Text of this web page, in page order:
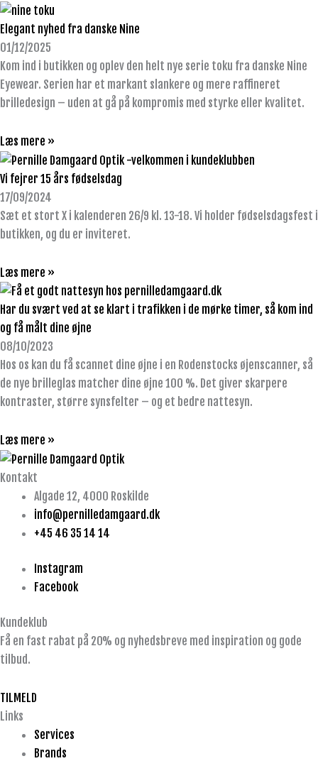
Elegant nyhed fra danske Nine
01/12/2025
Kom ind i butikken og oplev den helt nye serie toku fra danske Nine
Eyewear. Serien har et markant slankere og mere raffineret
brilledesign – uden at gå på kompromis med styrke eller kvalitet.
Læs mere »
Vi fejrer 15 års fødselsdag
17/09/2024
Sæt et stort X i kalenderen 26/9 kl. 13-18. Vi holder fødselsdagsfest i
butikken, og du er inviteret.
Læs mere »
Har du svært ved at se klart i trafikken i de mørke timer, så kom ind
og få målt dine øjne
08/10/2023
Hos os kan du få scannet dine øjne i en Rodenstocks øjenscanner, så
de nye brilleglas matcher dine øjne 100 %. Det giver skarpere
kontraster, større synsfelter – og et bedre nattesyn.
Læs mere »
Kontakt
Algade 12, 4000 Roskilde
info@pernilledamgaard.dk
+45 46 35 14 14
Instagram
Facebook
Kundeklub
Få en fast rabat på 20% og nyhedsbreve med inspiration og gode
tilbud.
TILMELD
Links
Services
Brands